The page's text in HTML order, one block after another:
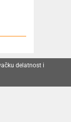
delatnost i